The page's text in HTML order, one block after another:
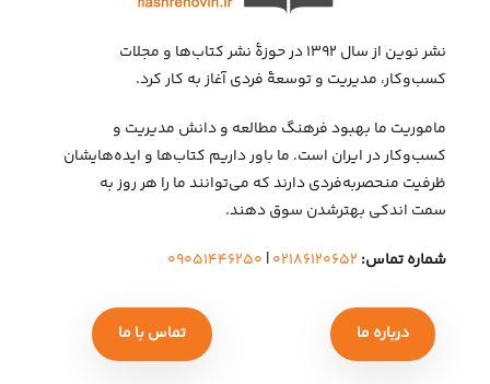
نشر نوین از سال ۱۳۹۲ در حوزهٔ نشر کتاب‌ها و مجلات
کسب‌وکار، مدیریت و توسعهٔ فردی آغاز به کار کرد.
ماموریت ما بهبود فرهنگ مطالعه و دانش مدیریت و
کسب‌وکار در ایران است. ما باور داریم کتاب‌ها و ایده‌هایشان
ظرفیت منحصربه‌فردی دارند که می‌توانند ما را هر روز به
سمت اندکی بهتر‌شدن سوق دهند.
شماره تماس: ۰۲۱۸۶۱۲۰۶۵۲| ۰۹۰۵۱۴۴۶۲۵۰
درباره ما تماس با ما